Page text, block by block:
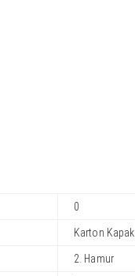
0
Karton Kapak
2. Hamur